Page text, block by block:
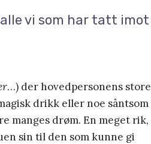
vi som har tatt imot
…) der hovedpersonens store
drikk eller noe såntsom
manges drøm. En meget rik,
sin til den som kunne gi